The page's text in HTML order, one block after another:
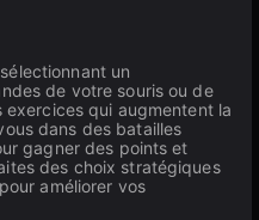
un
de votre souris ou de
qui augmentent la
dans des batailles
gagner des points et
des choix stratégiques
améliorer vos